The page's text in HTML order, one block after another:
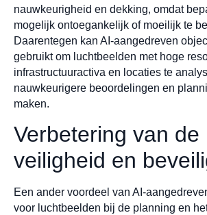
nauwkeurigheid en dekking, omdat
mogelijk ontoegankelijk of moeilijk te
Daarentegen kan AI-aangedreven
gebruikt om luchtbeelden met hoge
infrastructuuractiva en locaties te
nauwkeurigere beoordelingen en
maken.
Verbetering van de
veiligheid en
Een ander voordeel van AI-
voor luchtbeelden bij de planning en